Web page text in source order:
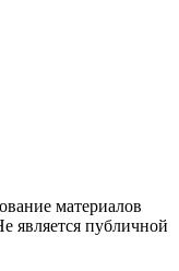
материалов
является публичной